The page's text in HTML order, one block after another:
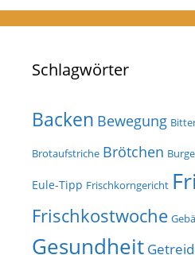
Schlagwörter
Backen Bewegung
Brotaufstriche Brötchen
Eule-Tipp Frischkorngericht
Frischkostwoche
Gesundheit